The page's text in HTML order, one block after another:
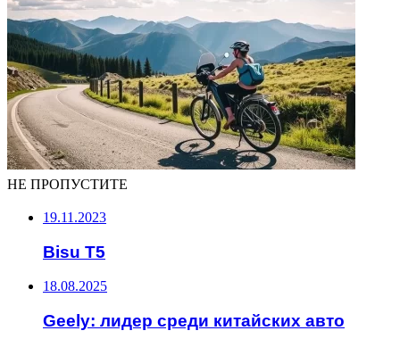
НЕ ПРОПУСТИТЕ
19.11.2023
Bisu T5
18.08.2025
Geely: лидер среди китайских авто